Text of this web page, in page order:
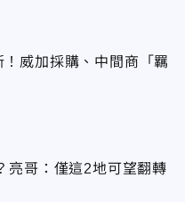
威加採購、中間商「羈
亮哥：僅這2地可望翻轉